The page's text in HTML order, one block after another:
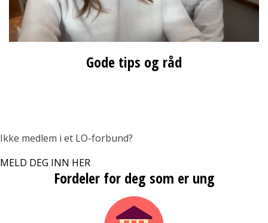
Gode tips og råd
Ikke medlem i et LO-forbund?
MELD DEG INN HER
Fordeler for deg som er ung